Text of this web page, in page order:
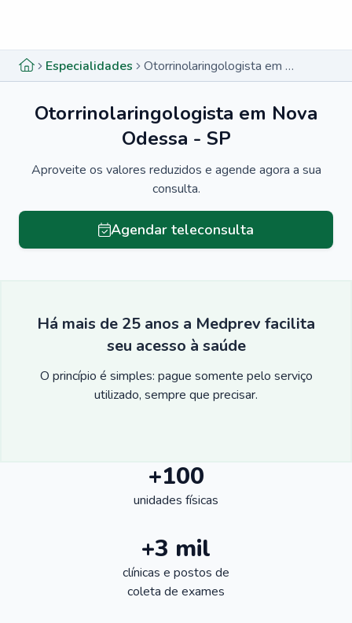
Especialidades Otorrinolaringologista em Nova Odessa - SP
Otorrinolaringologista em Nova
Odessa - SP
Aproveite os valores reduzidos e agende agora a sua
consulta.
Agendar teleconsulta
Há mais de 25 anos a Medprev facilita
seu acesso à saúde
O princípio é simples: pague somente pelo serviço
utilizado, sempre que precisar.
+100
unidades físicas
+3 mil
clínicas e postos de
coleta de exames